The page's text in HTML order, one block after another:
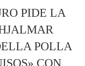
PIDE LA
POLLA
CON